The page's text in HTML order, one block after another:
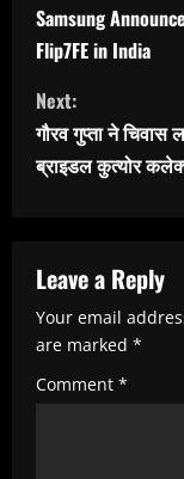
n
t
i
n
R
e
a
d
Samsung
Flip7FE in India
Next:
गौरव गुप्ता ने
ब्राइडल कुत्योर
Leave a Reply
Your email
are marked *
Comment *